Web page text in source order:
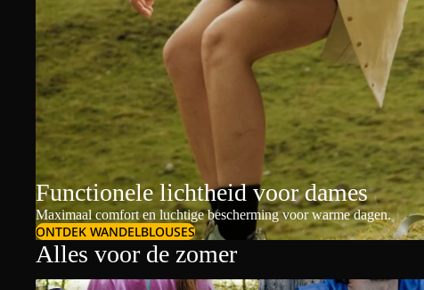
Functionele lichtheid voor dames
Maximaal comfort en luchtige bescherming voor warme dagen.
ONTDEK WANDELBLOUSES
Alles voor de zomer
Dames t-shirts & polo's
Heren t-shirts & polo's